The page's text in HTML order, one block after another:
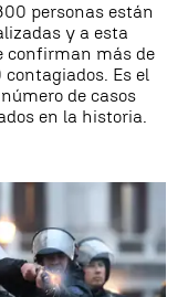
personas están
y a esta
confirman más de
contagiados. Es el
de casos
en la historia.